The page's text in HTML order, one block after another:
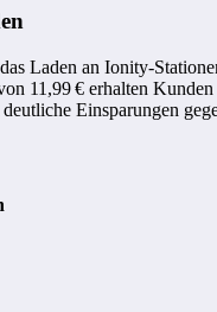
Laden an Ionity-
11,99 € erhalten
Einsparungen